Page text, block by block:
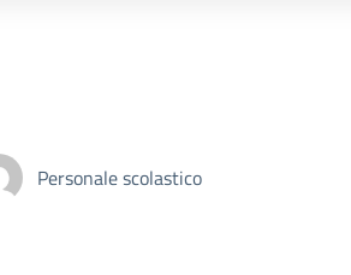
Personale scolastico